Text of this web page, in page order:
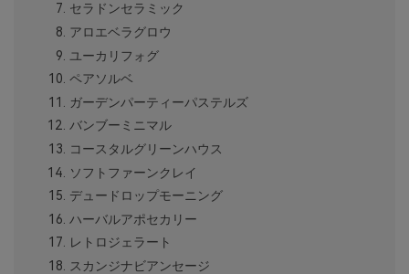
セラドンセラミック
アロエベラグロウ
ユーカリフォグ
ペアソルベ
ガーデンパーティーパステルズ
バンブーミニマル
コースタルグリーンハウス
ソフトファーンクレイ
デュードロップモーニング
ハーバルアポセカリー
レトロジェラート
スカンジナビアンセージ